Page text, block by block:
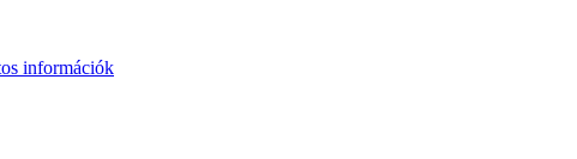
információk